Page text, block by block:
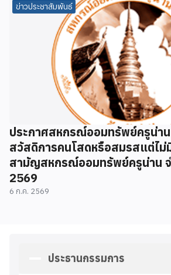
ข่าวประชาสัมพันธ์
ประกาศสหกรณ์ออมทรัพย์ครูน่าน
สวัสดิการคนโสดหรือสมรสแต่ไม่
สามัญสหกรณ์ออมทรัพย์ครูน่าน จ
2569
6 ก.ค. 2569
ประธานกรรมการ